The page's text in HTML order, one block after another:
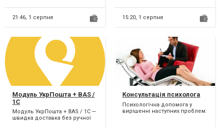
штучного хутра. Пне...
21:46, 1 серпня
до установчих документі...
15:20, 1 серпня
Модуль УкрПошта + BAS /
1C
Модуль УкрПошта + BAS / 1C —
швидка доставка без ручної
Консультація психолога
Психологічна допомога у
вирішенні наступних проблем: